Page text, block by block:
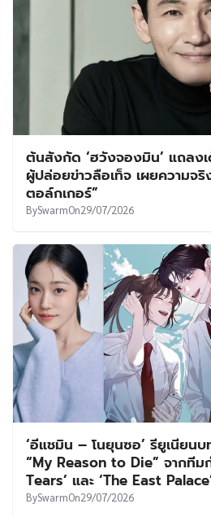
ต้นสังกัด ‘ฮวังจองมิน’ แถลง
ผู้ปล่อยข่าวลือเท็จ เผยความจ
ตอล์กเกอร์”
BySwarmOn29/07/2026
‘อีแชมิน – โนยุนซอ’ รียูเนียนบ
“My Reason to Die” จากทีม
Tears’ และ ‘The East
BySwarmOn29/07/2026